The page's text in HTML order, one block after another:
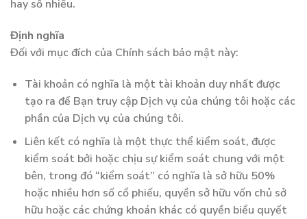
hay số nhiều.
Định nghĩa
Đối với mục đích của Chính sách bảo mật này:
Tài khoản có nghĩa là một tài khoản duy nhất được
tạo ra để Bạn truy cập Dịch vụ của chúng tôi hoặc các
phần của Dịch vụ của chúng tôi.
Liên kết có nghĩa là một thực thể kiểm soát, được
kiểm soát bởi hoặc chịu sự kiểm soát chung với một
bên, trong đó “kiểm soát” có nghĩa là sở hữu 50%
hoặc nhiều hơn số cổ phiếu, quyền sở hữu vốn chủ sở
hữu hoặc các chứng khoán khác có quyền biểu quyết